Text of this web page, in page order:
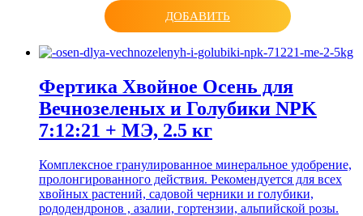
ДОБАВИТЬ
Фертика Хвойное Осень для
Вечнозеленых и Голубики NPK
7:12:21 + МЭ, 2.5 кг
Комплексное гранулированное минеральное удобрение,
пролонгированного действия. Рекомендуется для всех
хвойных растений, садовой черники и голубики,
рододендронов , азалии, гортензии, альпийской розы.